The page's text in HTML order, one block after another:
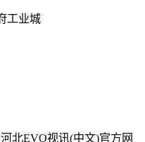
工业城
河北EVO视讯(中文)官方网